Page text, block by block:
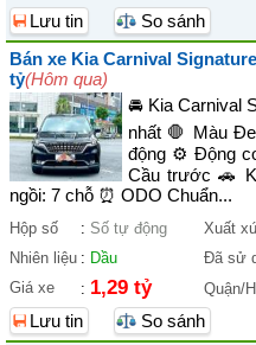
Lưu tin
So sánh
Bán xe Kia Carnival
tỷ(Hôm qua)
🚘 Kia Carnival
nhất 🛑 Màu
động ⚙️ Động
Cầu trước 🚗
ngồi: 7 chỗ ⏰ ODO Chuẩn...
Hộp số : Số tự động Xuất
Nhiên liệu : Dầu Đã sử
Giá xe
: 1,29 tỷ Quận/
Lưu tin
So sánh